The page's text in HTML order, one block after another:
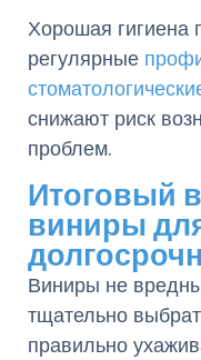
Хорошая гигиена
регулярные
снижают риск
проблем.
Итоговый
виниры
Виниры не
тщательно
правильно